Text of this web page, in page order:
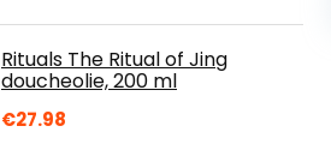
Rituals The Ritual of Jing
doucheolie, 200 ml
€27.98